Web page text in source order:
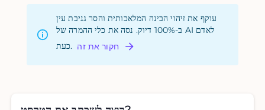
עוקף את זיהוי הבינה המלאכותית והסר גניבת עין
ב-100% דיוק. נסה את כלי ההמרה של AI לאדם
כעת. חקור את זה